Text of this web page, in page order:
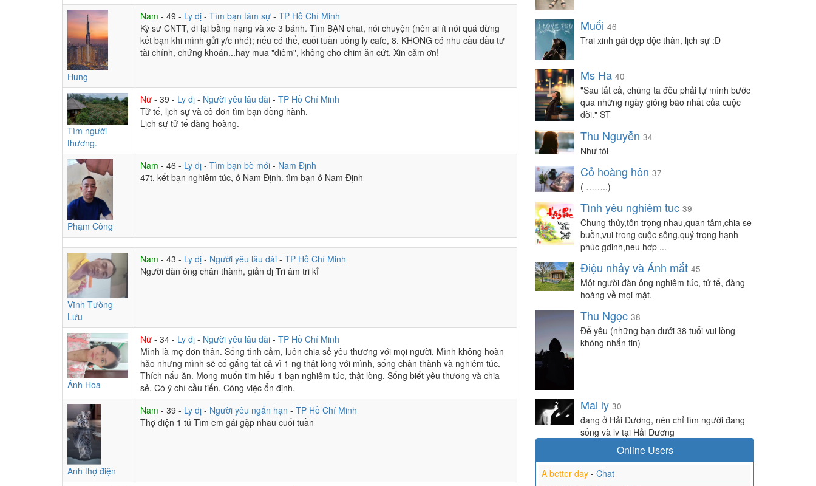
Hung
Nam - 49 - Ly dị - Tìm bạn tâm sự - TP Hồ Chí Minh
Kỹ sư CNTT, đi lại bằng nạng và xe 3 bánh. Tìm BẠN chat, nói chuyện (nên ai ít nói quá đừng
kết bạn khi mình gửi y/c nhé); nếu có thể, cuối tuần uống ly cafe, 8. KHÔNG có nhu cầu đầu tư
tài chính, chứng khoán...hay mua "diêm", không cho chim ăn cứt. Xin cảm ơn!
Tìm người
thương.
Nữ - 39 - Ly dị - Người yêu lâu dài - TP Hồ Chí Minh
Tử tế, lịch sự và cô đơn tìm bạn đồng hành.
Lịch sự tử tế đàng hoàng.
Phạm Công
Nam - 46 - Ly dị - Tìm bạn bè mới - Nam Định
47t, kết bạn nghiêm túc, ở Nam Định. tìm bạn ở Nam Định
Vĩnh Tường
Lưu
Nam - 43 - Ly dị - Người yêu lâu dài - TP Hồ Chí Minh
Người đàn ông chân thành, giản dị Tri âm tri kỉ
Ánh Hoa
Nữ - 34 - Ly dị - Người yêu lâu dài - TP Hồ Chí Minh
Mình là mẹ đơn thân. Sống tình cảm, luôn chia sẻ yêu thương với mọi người. Mình không hoàn
hảo nhưng mình sẽ cố gắng tất cả vì 1 ng thật lòng với mình, sống chân thành và nghiêm túc.
Thích nấu ăn. Mong muốn tim hiểu 1 bạn nghiêm túc, thật lòng. Sống biết yêu thương và chia
sẻ. Có ý chí cầu tiến. Công việc ổn định.
Anh thợ điện
Nam - 39 - Ly dị - Người yêu ngắn hạn - TP Hồ Chí Minh
Thợ điện 1 tú Tìm em gái gặp nhau cuối tuần
Muối 46
Trai xinh gái đẹp độc thân, lịch sự :D
Ms Ha 40
"Sau tất cả, chúng ta đều phải tự mình bước
qua những ngày giông bão nhất của cuộc
đời." ST
Thu Nguyễn 34
Như tôi
Cỏ hoàng hôn 37
( ……..)
Tình yêu nghiêm tuc 39
Chung thủy,tôn trọng nhau,quan tâm,chia se
buồn,vui trong cuộc sông,quý trọng hạnh
phúc gdinh,neu hơp ...
Điệu nhảy và Ánh mắt 45
Một người đàn ông nghiêm túc, tử tế, đàng
hoàng về mọi mặt.
Thu Ngọc 38
Để yêu (những bạn dưới 38 tuổi vui lòng
không nhắn tin)
Mai ly 30
đang ở Hải Dương, nên chỉ tìm người đang
sống và lv tại Hải Dương
Online Users
A better day - Chat